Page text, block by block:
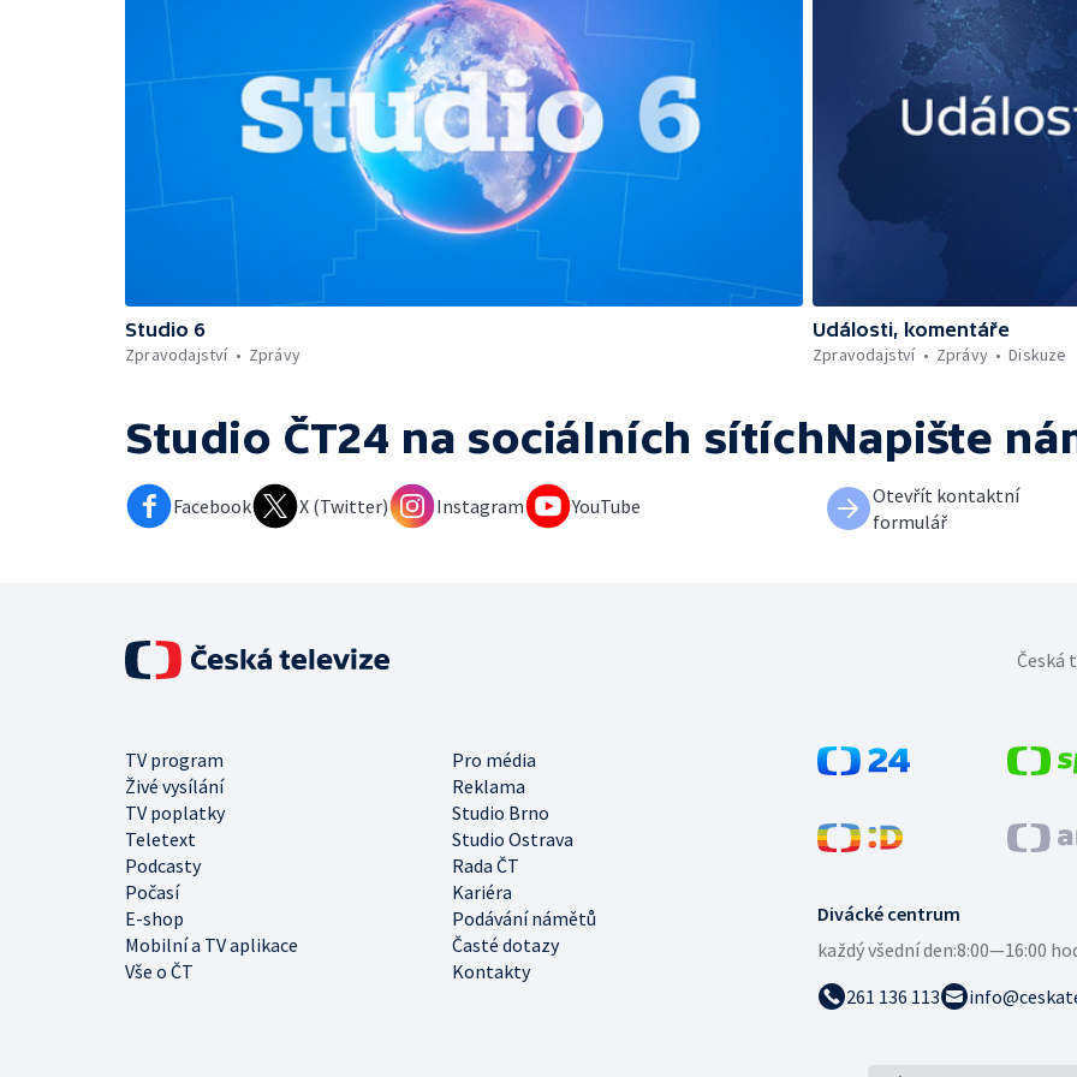
Studio 6
Zpravodajství
Zprávy
Události, komentáře
Zpravodajství
Zprávy Diskuze
Studio ČT24 na sociálních sítích
Facebook X (Twitter) Instagram YouTube
Napište
Otevřít kontaktní
formulář
Divácké centrum
každý všední den:8:00—16:00
261 136 113
TV program
Pro média
Živé vysílání
Reklama
TV poplatky
Studio Brno
Teletext
Studio Ostrava
Podcasty
Rada ČT
Počasí
Kariéra
E-shop
Podávání námětů
Mobilní a TV aplikace
Časté dotazy
Vše o ČT
Kontakty
Česká